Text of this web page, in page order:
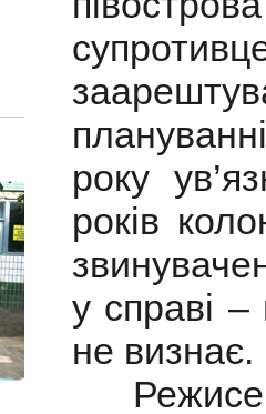
року
років
у справі –
не визнає.
Режисер